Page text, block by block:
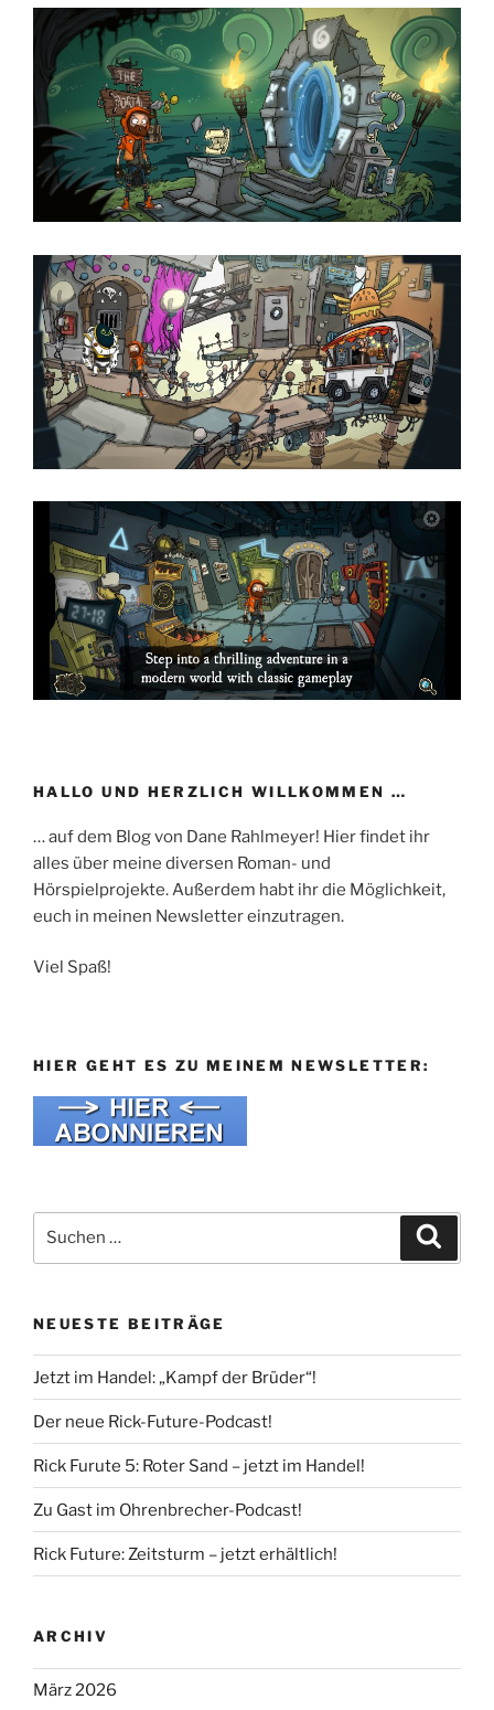
HALLO UND HERZLICH WILLKOMMEN …
… auf dem Blog von Dane Rahlmeyer! Hier findet ihr
alles über meine diversen Roman- und
Hörspielprojekte. Außerdem habt ihr die Möglichkeit,
euch in meinen Newsletter einzutragen.
Viel Spaß!
HIER GEHT ES ZU MEINEM NEWSLETTER:
nach:
NEUESTE BEITRÄGE
Jetzt im Handel: „Kampf der Brüder“!
Der neue Rick-Future-Podcast!
Rick Furute 5: Roter Sand – jetzt im Handel!
Zu Gast im Ohrenbrecher-Podcast!
Rick Future: Zeitsturm – jetzt erhältlich!
ARCHIV
März 2026